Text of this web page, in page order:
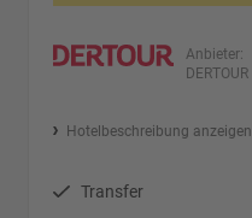
Anbieter:
DERTOUR
Hotelbeschreibung anzeigen
Transfer